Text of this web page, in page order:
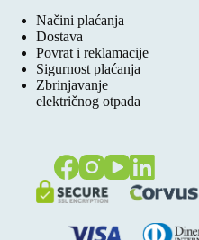
Načini plaćanja
Dostava
Povrat i reklamacije
Sigurnost plaćanja
Zbrinjavanje
električnog otpada